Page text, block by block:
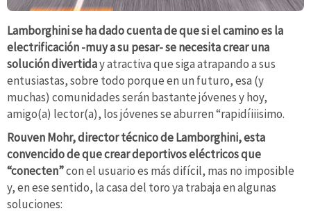
Lamborghini se ha dado cuenta de que si el camino es la
electrificación -muy a su pesar- se necesita crear una
solución divertiday atractiva que siga atrapando a sus
entusiastas, sobre todo porque en un futuro, esa (y
muchas) comunidades serán bastante jóvenes y hoy,
amigo(a) lector(a), los jóvenes se aburren “rapidíiiisimo.
Rouven Mohr, director técnico de Lamborghini, esta
convencido de que crear deportivos eléctricos que
“conecten”con el usuario es más difícil, mas no imposible
y, en ese sentido, la casa del toro ya trabaja en algunas
soluciones: